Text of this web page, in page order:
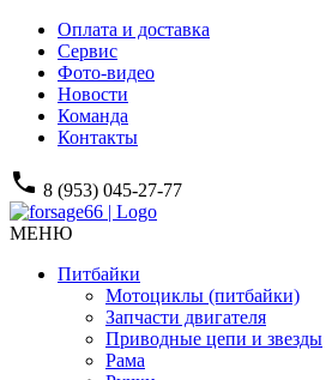
Оплата и доставка
Сервис
Фото-видео
Новости
Команда
Контакты
phone 8 (953) 045-27-77
МЕНЮ
Питбайки
Мотоциклы (питбайки)
Запчасти двигателя
Приводные цепи и звезды
Рама